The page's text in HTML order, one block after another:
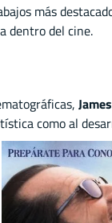
más
dentro del cine.
como al